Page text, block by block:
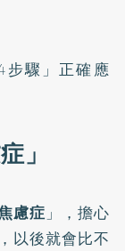
步驟」正確應
」
慮症」，擔心
以後就會比不